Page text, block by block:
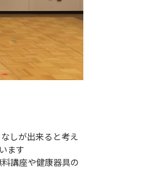
しが出来ると考え
ます
講座や健康器具の